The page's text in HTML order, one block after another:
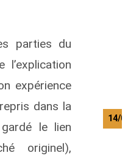
parties du
expérience
dans la
le lien
originel),
14/